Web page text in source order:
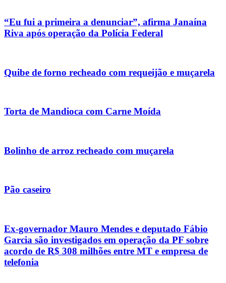
“Eu fui a primeira a denunciar”, afirma Janaína
Riva após operação da Polícia Federal
Quibe de forno recheado com requeijão e muçarela
Torta de Mandioca com Carne Moída
Bolinho de arroz recheado com muçarela
Pão caseiro
Ex-governador Mauro Mendes e deputado Fábio
Garcia são investigados em operação da PF sobre
acordo de R$ 308 milhões entre MT e empresa de
telefonia